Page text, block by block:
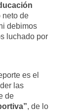
neto de
debimos
luchado por
es el
las
de
, de lo